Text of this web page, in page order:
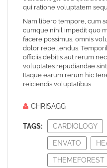
qui ratione voluptatem
Nam libero tempore, cum
cumque nihil impedit quo
facere possimus, omnis
dolor repellendus.
officiis debitis aut rerum
voluptates repudiandae
Itaque earum rerum hic
reiciendis voluptatibus
CHRISAGG
TAGS: CARDIOLOGY
ENVATO
THEMEFOREST